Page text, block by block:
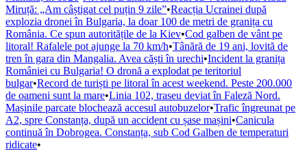
Miruță: „Am câștigat cel puțin 9 zile”•Reacția Ucrainei după
explozia dronei în Bulgaria, la doar 100 de metri de granița cu
România. Ce spun autoritățile de la Kiev•Cod galben de vânt pe
litoral! Rafalele pot ajunge la 70 km/h•Tânără de 19 ani, lovită de
tren în gara din Mangalia. Avea căști în urechi•Incident la granița
României cu Bulgaria! O dronă a explodat pe teritoriul
bulgar•Record de turiști pe litoral în acest weekend. Peste 200.000
de oameni sunt la mare•Linia 102, traseu deviat în Faleză Nord.
Mașinile parcate blochează accesul autobuzelor•Trafic îngreunat pe
A2, spre Constanța, după un accident cu șase mașini•Canicula
continuă în Dobrogea. Constanța, sub Cod Galben de temperaturi
ridicate•